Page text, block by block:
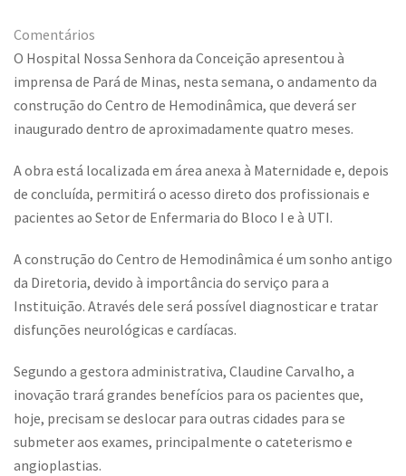
Comentários
O Hospital Nossa Senhora da Conceição apresentou à
imprensa de Pará de Minas, nesta semana, o andamento da
construção do Centro de Hemodinâmica, que deverá ser
inaugurado dentro de aproximadamente quatro meses.
A obra está localizada em área anexa à Maternidade e, depois
de concluída, permitirá o acesso direto dos profissionais e
pacientes ao Setor de Enfermaria do Bloco I e à UTI.
A construção do Centro de Hemodinâmica é um sonho antigo
da Diretoria, devido à importância do serviço para a
Instituição. Através dele será possível diagnosticar e tratar
disfunções neurológicas e cardíacas.
Segundo a gestora administrativa, Claudine Carvalho, a
inovação trará grandes benefícios para os pacientes que,
hoje, precisam se deslocar para outras cidades para se
submeter aos exames, principalmente o cateterismo e
angioplastias.